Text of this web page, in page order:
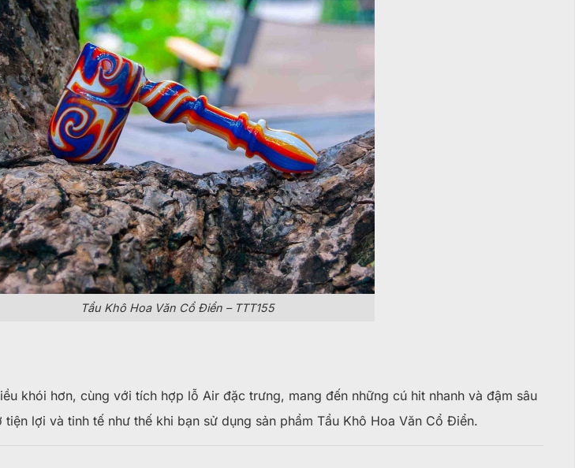
Tẩu Khô Hoa Văn Cổ Điển – TTT155
khói hơn, cùng với tích hợp lỗ Air đặc trưng, mang đến những cú hit nhanh và đậm sâu
lợi và tinh tế như thế khi bạn sử dụng sản phẩm Tẩu Khô Hoa Văn Cổ Điển.